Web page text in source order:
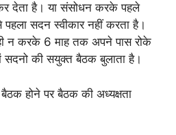
देता है। या संसोधन करके पहले
सदन स्वीकार नहीं करता है।
न करके 6 माह तक अपने पास रोके
सदनो की सयुक्त बैठक बुलाता है।
होने पर बैठक की अध्यक्षता